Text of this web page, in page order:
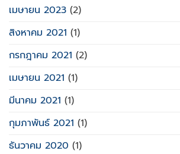
เมษายน 2023 (2)
สิงหาคม 2021 (1)
กรกฎาคม 2021 (2)
เมษายน 2021 (1)
มีนาคม 2021 (1)
กุมภาพันธ์ 2021 (1)
ธันวาคม 2020 (1)